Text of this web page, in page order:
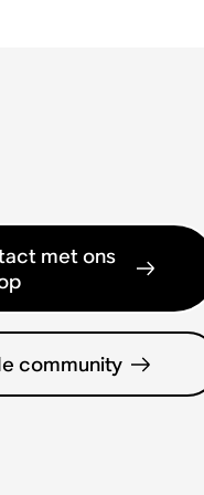
met ons
community